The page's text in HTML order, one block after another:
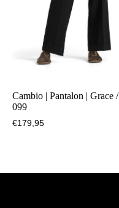
Cambio | Pantalon | Grace /
099
€179,95